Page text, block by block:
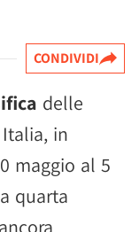
CONDIVIDI
delle
in
maggio al 5
quarta